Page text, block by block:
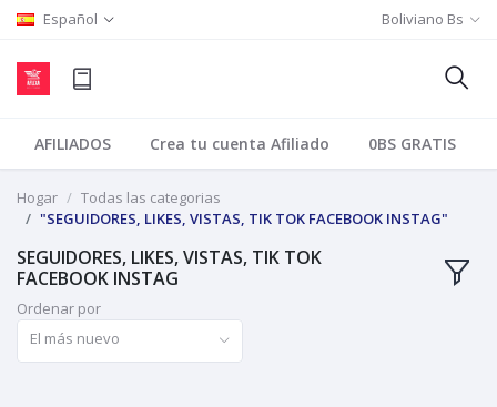
Español Boliviano Bs
AFILIADOS Crea tu cuenta Afiliado 0BS GRATIS
Hogar
Todas las categorias
"SEGUIDORES, LIKES, VISTAS, TIK TOK FACEBOOK INSTAG"
SEGUIDORES, LIKES, VISTAS, TIK TOK
FACEBOOK INSTAG
Ordenar por
El más nuevo